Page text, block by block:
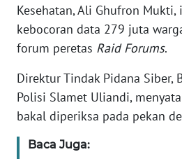
Kesehatan, Ali Ghufron Mukti,
kebocoran data 279 juta
forum peretas Raid Forums.
Direktur Tindak Pidana Siber,
Polisi Slamet Uliandi,
bakal diperiksa pada pekan
Baca Juga:
BERITA
KONTAK